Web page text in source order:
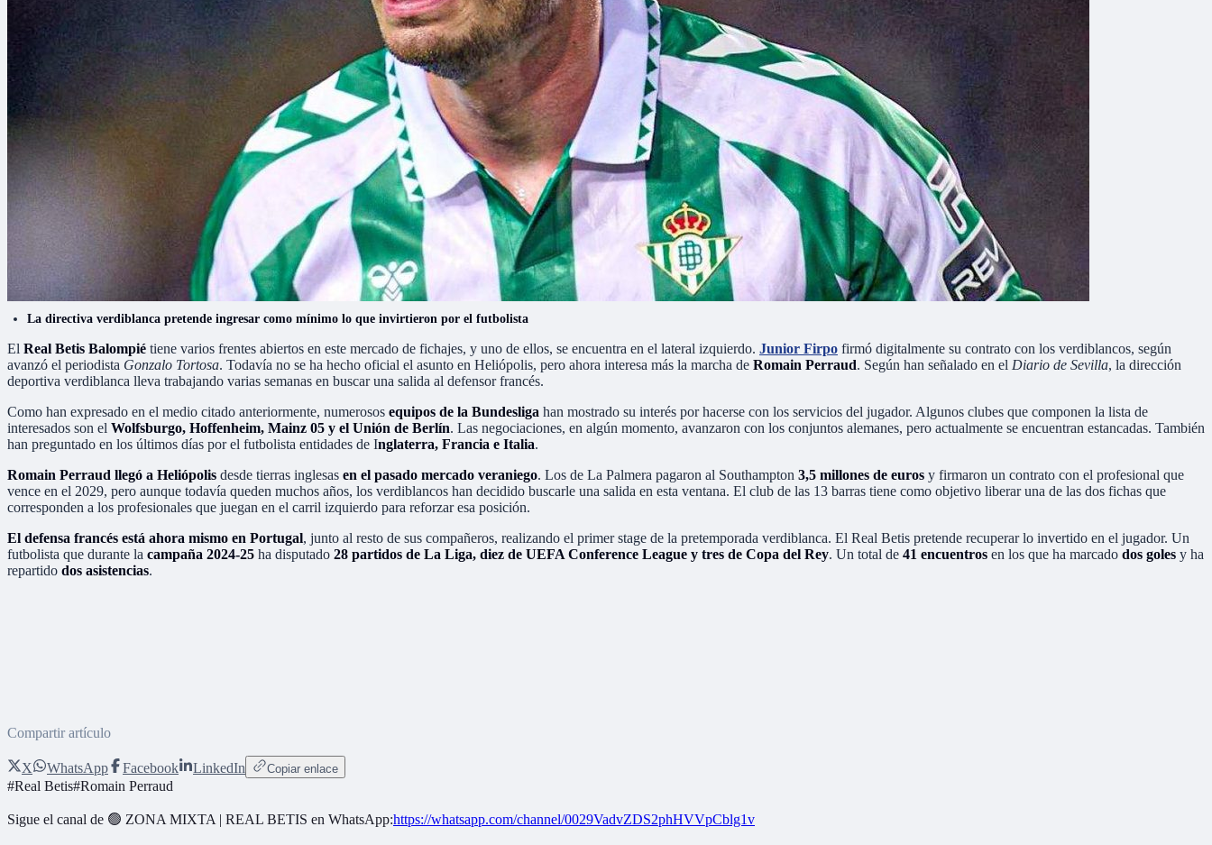
La directiva verdiblanca pretende ingresar como mínimo lo que invirtieron por el futbolista
El Real Betis Balompié tiene varios frentes abiertos en este mercado de fichajes, y uno de ellos, se encuentra en el lateral izquierdo. Junior Firpo firmó digitalmente su contrato con los verdiblancos, según
avanzó el periodista Gonzalo Tortosa. Todavía no se ha hecho oficial el asunto en Heliópolis, pero ahora interesa más la marcha de Romain Perraud. Según han señalado en el Diario de Sevilla, la dirección
deportiva verdiblanca lleva trabajando varias semanas en buscar una salida al defensor francés.
Como han expresado en el medio citado anteriormente, numerosos equipos de la Bundesliga han mostrado su interés por hacerse con los servicios del jugador. Algunos clubes que componen la lista de
interesados son el Wolfsburgo, Hoffenheim, Mainz 05 y el Unión de Berlín. Las negociaciones, en algún momento, avanzaron con los conjuntos alemanes, pero actualmente se encuentran estancadas. También
han preguntado en los últimos días por el futbolista entidades de Inglaterra, Francia e Italia.
Romain Perraud llegó a Heliópolis desde tierras inglesas en el pasado mercado veraniego. Los de La Palmera pagaron al Southampton 3,5 millones de euros y firmaron un contrato con el profesional que
vence en el 2029, pero aunque todavía queden muchos años, los verdiblancos han decidido buscarle una salida en esta ventana. El club de las 13 barras tiene como objetivo liberar una de las dos fichas que
corresponden a los profesionales que juegan en el carril izquierdo para reforzar esa posición.
El defensa francés está ahora mismo en Portugal, junto al resto de sus compañeros, realizando el primer stage de la pretemporada verdiblanca. El Real Betis pretende recuperar lo invertido en el jugador. Un
futbolista que durante la campaña 2024-25 ha disputado 28 partidos de La Liga, diez de UEFA Conference League y tres de Copa del Rey. Un total de 41 encuentros en los que ha marcado dos goles y ha
repartido dos asistencias.
Compartir artículo
X WhatsApp Facebook LinkedIn Copiar enlace
#Real Betis#Romain Perraud
Sigue el canal de 🟢 ZONA MIXTA | REAL BETIS en WhatsApp:https://whatsapp.com/channel/0029VadvZDS2phHVVpCblg1v